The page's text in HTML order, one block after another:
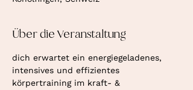
Über die Veranstaltung
dich erwartet ein energiegeladenes,
intensives und effizientes
körpertraining im kraft- &